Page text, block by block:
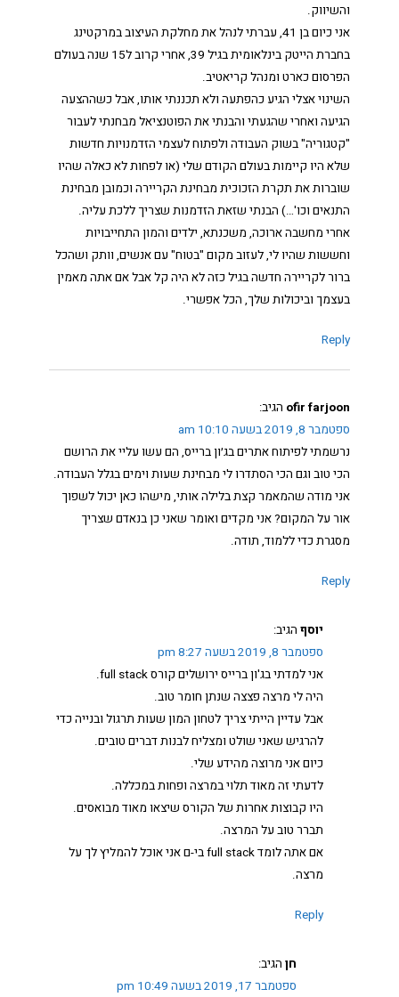
והשיווק.
אני כיום בן 41, עברתי לנהל את מחלקת העיצוב במרקטינג
בחברת הייטק בינלאומית בגיל 39, אחרי קרוב ל15 שנה בעולם
הפרסום כארט ומנהל קריאטיב.
השינוי אצלי הגיע כהפתעה ולא תכננתי אותו, אבל כשההצעה
הגיעה ואחרי שהגעתי והבנתי את הפוטנציאל מבחנתי לעבור
"קטגוריה" בשוק העבודה ולפתוח לעצמי הזדמנויות חדשות
שלא היו קיימות בעולם הקודם שלי (או לפחות לא כאלה שהיו
שוברות את תקרת הזכוכית מבחינת הקריירה וכמובן מבחינת
התנאים וכו'…) הבנתי שזאת הזדמנות שצריך ללכת עליה.
אחרי מחשבה ארוכה, משכנתא, ילדים והמון התחייבויות
וחששות שהיו לי, לעזוב מקום "בטוח" עם אנשים, וותק ושהכל
ברור לקריירה חדשה בגיל כזה לא היה קל אבל אם אתה מאמין
בעצמך וביכולות שלך, הכל אפשרי.
Reply
ofir farjoon הגיב:
ספטמבר 8, 2019 בשעה 10:10 am
נרשמתי לפיתוח אתרים בג׳ון ברייס, הם עשו עליי את הרושם
הכי טוב וגם הכי הסתדרו לי מבחינת שעות וימים בגלל העבודה.
אני מודה שהמאמר קצת בלילה אותי, מישהו כאן יכול לשפוך
אור על המקום? אני מקדים ואומר שאני כן בנאדם שצריך
מסגרת כדי ללמוד, תודה.
Reply
יוסף הגיב:
ספטמבר 8, 2019 בשעה 8:27 pm
אני למדתי בג'ון ברייס ירושלים קורס full stack.
היה לי מרצה פצצה שנתן חומר טוב.
אבל עדיין הייתי צריך לטחון המון שעות תרגול ובנייה כדי
להרגיש שאני שולט ומצליח לבנות דברים טובים.
כיום אני מרוצה מהידע שלי.
לדעתי זה מאוד תלוי במרצה ופחות במכללה.
היו קבוצות אחרות של הקורס שיצאו מאוד מבואסים.
תברר טוב על המרצה.
אם אתה לומד full stack בי-ם אני אוכל להמליץ לך על
מרצה.
Reply
חן הגיב:
ספטמבר 17, 2019 בשעה 10:49 pm